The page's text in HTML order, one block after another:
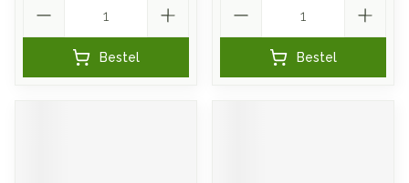
Bestel Bestel